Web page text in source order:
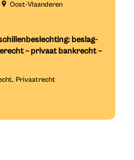
Oost-Vlaanderen
beslag-
– privaat bankrecht –
Privaatrecht